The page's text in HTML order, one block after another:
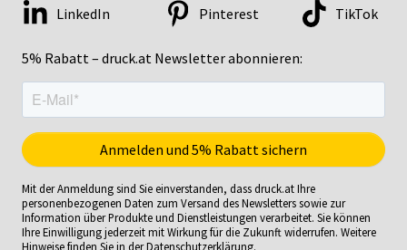
5% Rabatt – druck.at Newsletter abonnieren:
LinkedIn Pinterest TikTok
Mit der Anmeldung sind Sie einverstanden, dass druck.at Ihre
personenbezogenen Daten zum Versand des Newsletters sowie zur
Information über Produkte und Dienstleistungen verarbeitet. Sie können
Ihre Einwilligung jederzeit mit Wirkung für die Zukunft widerrufen. Weitere
Hinweise finden Sie in derDatenschutzerklärung.